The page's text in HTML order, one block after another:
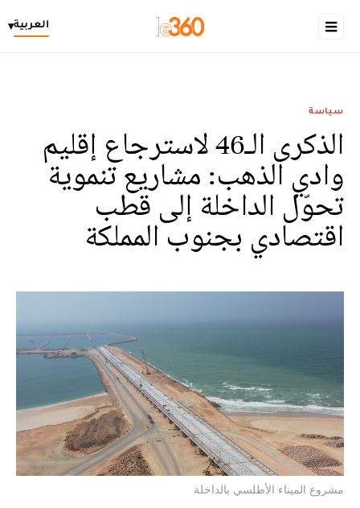
العربية▾
سياسة
الذكرى الـ46 لاسترجاع إقليم
وادي الذهب: مشاريع تنموية
تحوّل الداخلة إلى قطب
اقتصادي بجنوب المملكة
مشروع الميناء الأطلسي بالداخلة